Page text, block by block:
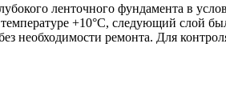
ленточного фундамента в
+10°C, следующий слой
необходимости ремонта. Для